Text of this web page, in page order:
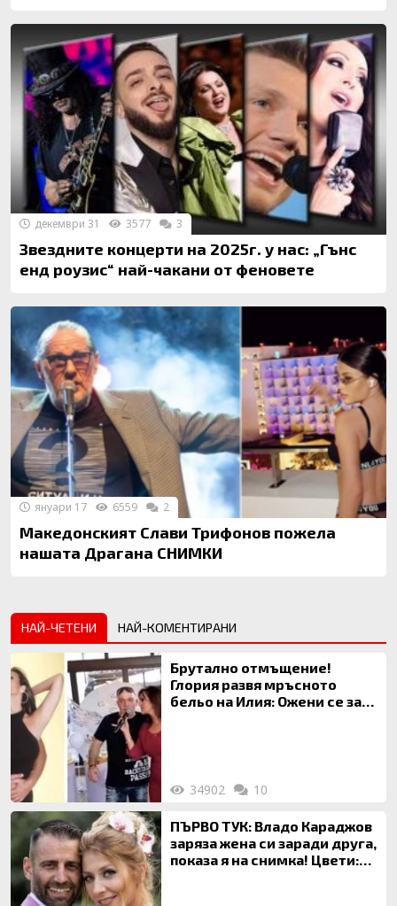
Звездните концерти на 2025г. у нас: „Гънс
енд роузис“ най-чакани от феновете
декември 31 3577 3
Македонският Слави Трифонов пожела
нашата Драгана СНИМКИ
януари 17 6559 2
НАЙ-ЧЕТЕНИ НАЙ-КОМЕНТИРАНИ
Брутално отмъщение!
Глория развя мръсното
бельо на Илия: Ожени се за
34902 10
ПЪРВО ТУК: Владо Караджов
заряза жена си заради друга,
показа я на снимка! Цвети: